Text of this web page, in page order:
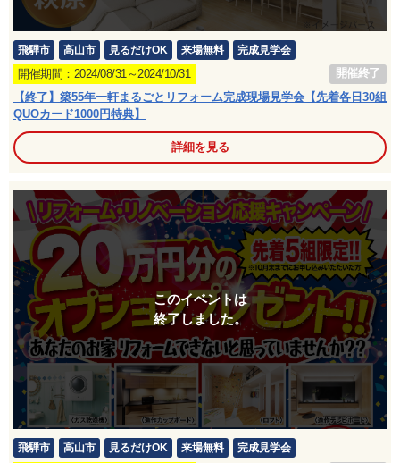
飛騨市 高山市 見るだけOK 来場無料 完成見学会
開催期間：2024/08/31～2024/10/31
開催終了
【終了】築55年一軒まるごとリフォーム完成現場見学会【先着各日30組
QUOカード1000円特典】
詳細を見る
このイベントは
終了しました。
飛騨市 高山市 見るだけOK 来場無料 完成見学会